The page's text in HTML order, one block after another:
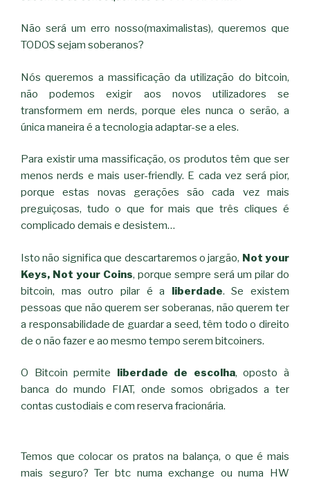
Não será um erro nosso(maximalistas), queremos que
TODOS sejam soberanos?
Nós queremos a massificação da utilização do bitcoin,
não podemos exigir aos novos utilizadores se
transformem em nerds, porque eles nunca o serão, a
única maneira é a tecnologia adaptar-se a eles.
Para existir uma massificação, os produtos têm que ser
menos nerds e mais user-friendly. E cada vez será pior,
porque estas novas gerações são cada vez mais
preguiçosas, tudo o que for mais que três cliques é
complicado demais e desistem…
Isto não significa que descartaremos o jargão, Not your
Keys, Not your Coins, porque sempre será um pilar do
bitcoin, mas outro pilar é a liberdade. Se existem
pessoas que não querem ser soberanas, não querem ter
a responsabilidade de guardar a seed, têm todo o direito
de o não fazer e ao mesmo tempo serem bitcoiners.
O Bitcoin permite liberdade de escolha, oposto à
banca do mundo FIAT, onde somos obrigados a ter
contas custodiais e com reserva fracionária.
Temos que colocar os pratos na balança, o que é mais
mais seguro? Ter btc numa exchange ou numa HW